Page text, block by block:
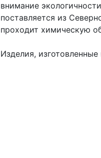
внимание
поставляется из
проходит химическую
Изделия,